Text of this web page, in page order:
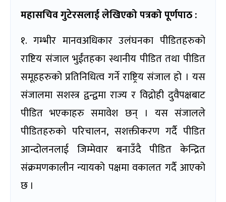
महासचिव गुटेरसलाई लेखिएको पत्रको पूर्णपाठ :
१. गम्भीर मानवअधिकार उलंघनका पीडितहरुको
राष्टिय संजाल भुईंतहका स्थानीय पीडित तथा पीडित
समूहहरुको प्रतिनिधित्व गर्ने राष्ट्रिय संजाल हो । यस
संजालमा सशस्त्र द्वन्द्वमा राज्य र विद्रोही दुवैपक्षबाट
पीडित भएकाहरु समावेश छन् । यस संजालले
पीडितहरुको परिचालन, सशक्तीकरण गर्दै पीडित
आन्दोलनलाई जिम्मेवार बनाउँदै पीडित केन्द्रित
संक्रमणकालीन न्यायको पक्षमा वकालत गर्दै आएको
छ ।